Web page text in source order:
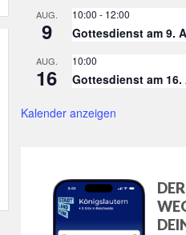
AUG.
9
10:00 - 12:00
Gottesdienst am 9.
AUG.
16
10:00
Gottesdienst am
Kalender anzeigen